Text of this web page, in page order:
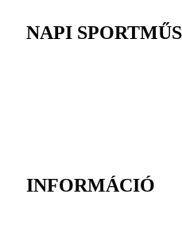
NAPI
INFORMÁCIÓ